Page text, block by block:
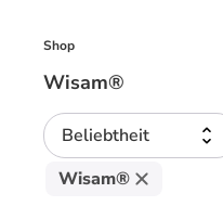
Shop
Wisam®
Beliebtheit
Wisam®